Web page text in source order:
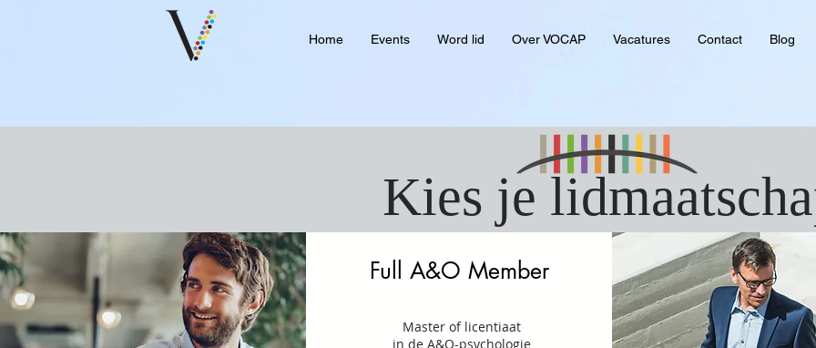
Home Events Word lid Over VOCAP Vacatures Contact Blog
Kies je
Full A&O Member
Master of licentiaat
in de A&O-psychologie